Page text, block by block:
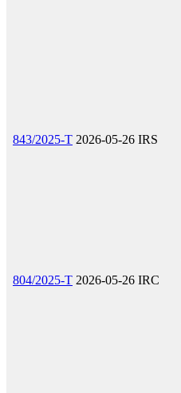
843/2025-T 2026-05-26 IRS
804/2025-T 2026-05-26 IRC